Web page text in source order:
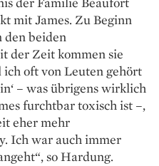
mit James. Zu Beginn
den beiden
der Zeit kommen sie
ich oft von Leuten gehört
– was übrigens wirklich
furchtbar toxisch ist –,
eher mehr
Ich war auch immer
so Hardung.